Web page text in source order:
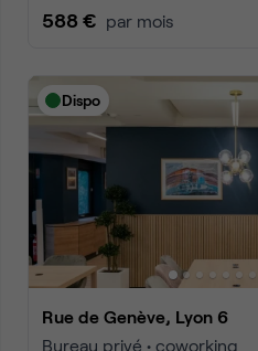
588 € par mois
Dispo
Rue de Genève, Lyon 6
Bureau privé • coworking